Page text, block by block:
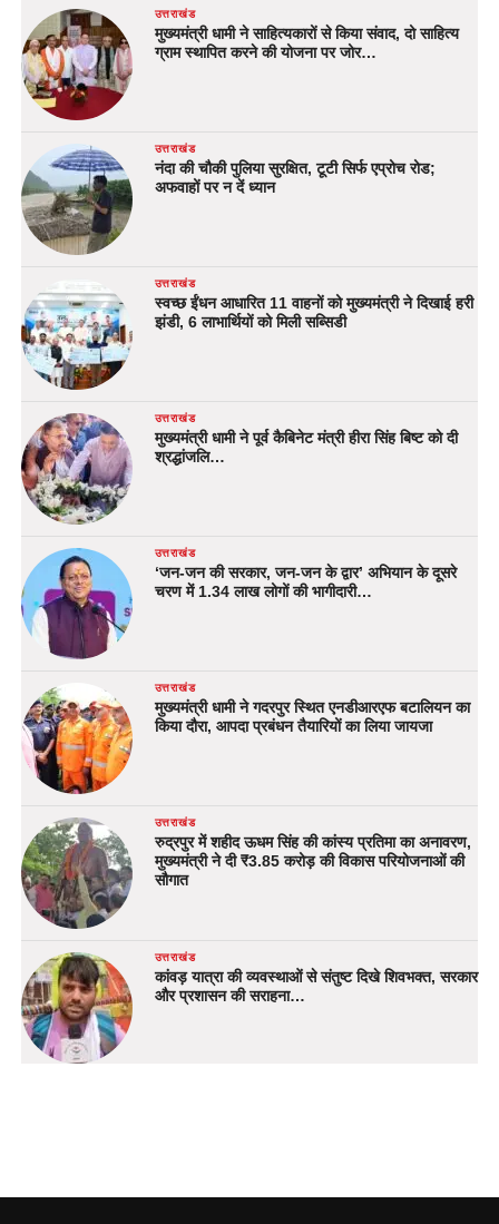
उत्तराखंड
मुख्यमंत्री धामी ने साहित्यकारों से किया संवाद, दो साहित्य
ग्राम स्थापित करने की योजना पर जोर…
उत्तराखंड
नंदा की चौकी पुलिया सुरक्षित, टूटी सिर्फ एप्रोच रोड;
अफवाहों पर न दें ध्यान
उत्तराखंड
स्वच्छ ईंधन आधारित 11 वाहनों को मुख्यमंत्री ने दिखाई हरी
झंडी, 6 लाभार्थियों को मिली सब्सिडी
उत्तराखंड
मुख्यमंत्री धामी ने पूर्व कैबिनेट मंत्री हीरा सिंह बिष्ट को दी
श्रद्धांजलि…
उत्तराखंड
‘जन-जन की सरकार, जन-जन के द्वार’ अभियान के दूसरे
चरण में 1.34 लाख लोगों की भागीदारी…
उत्तराखंड
मुख्यमंत्री धामी ने गदरपुर स्थित एनडीआरएफ बटालियन का
किया दौरा, आपदा प्रबंधन तैयारियों का लिया जायजा
उत्तराखंड
रुद्रपुर में शहीद ऊधम सिंह की कांस्य प्रतिमा का अनावरण,
मुख्यमंत्री ने दी ₹3.85 करोड़ की विकास परियोजनाओं की
सौगात
उत्तराखंड
कांवड़ यात्रा की व्यवस्थाओं से संतुष्ट दिखे शिवभक्त, सरकार
और प्रशासन की सराहना…